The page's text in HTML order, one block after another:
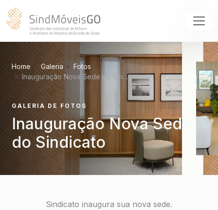
Home Galeria
Fotos
Inauguração Nova Sede do Sin…
GALERIA DE FOTOS
Inauguração Nova Sede
do Sindicato
Sindicato inaugura sua nova sede.